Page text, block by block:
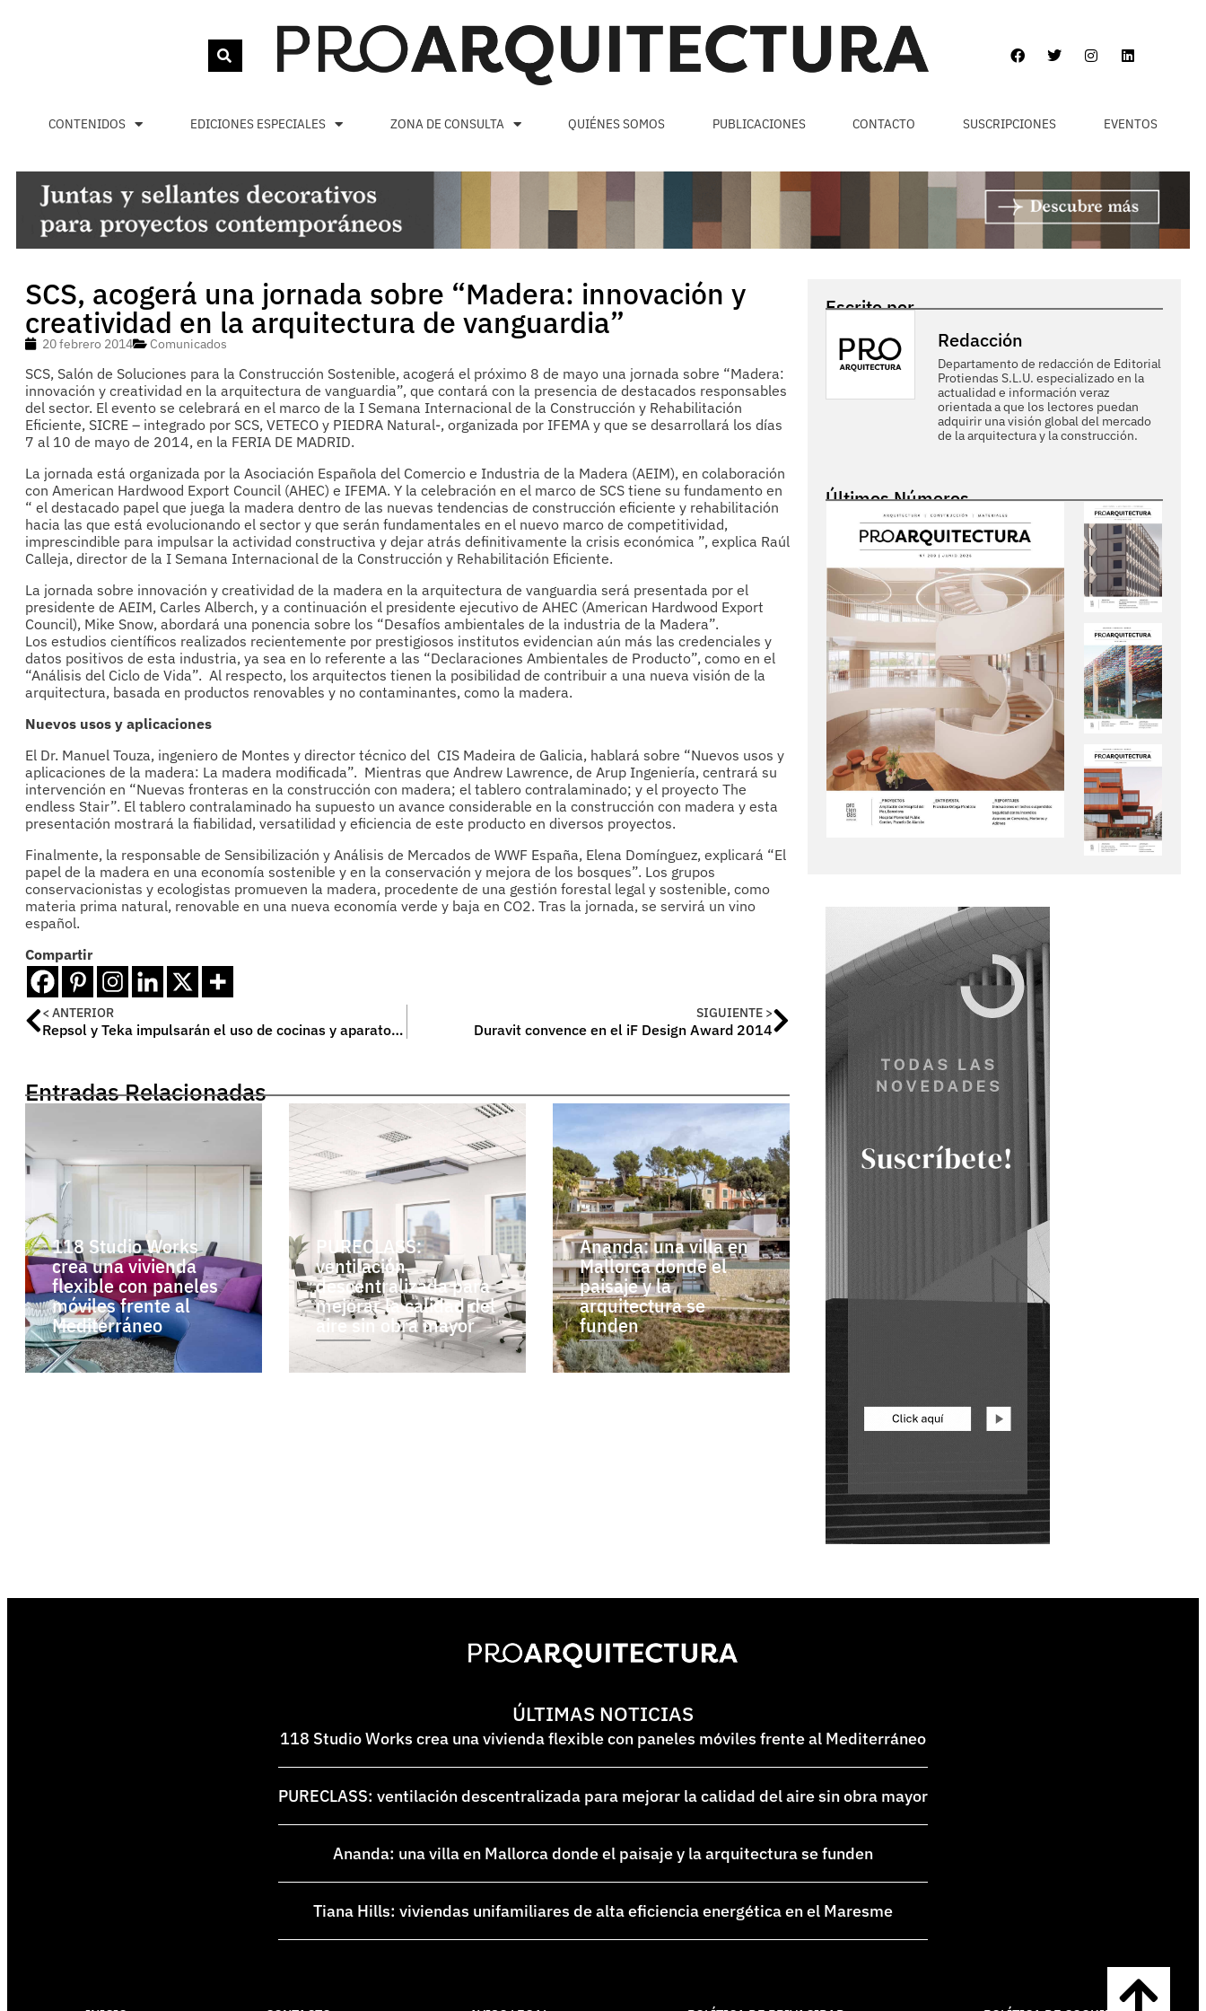
CONTENIDOS EDICIONES ESPECIALES ZONA DE CONSULTA QUIÉNES SOMOS PUBLICACIONES CONTACTO SUSCRIPCIONES EVENTOS
SCS, acogerá una jornada sobre “Madera: innovación y
creatividad en la arquitectura de vanguardia”
20 febrero 2014 Comunicados
SCS, Salón de Soluciones para la Construcción Sostenible, acogerá el próximo 8 de mayo una jornada sobre “Madera:
innovación y creatividad en la arquitectura de vanguardia”, que contará con la presencia de destacados responsables
del sector. El evento se celebrará en el marco de la I Semana Internacional de la Construcción y Rehabilitación
Eficiente, SICRE – integrado por SCS, VETECO y PIEDRA Natural-, organizada por IFEMA y que se desarrollará los días
7 al 10 de mayo de 2014, en la FERIA DE MADRID.
La jornada está organizada por la Asociación Española del Comercio e Industria de la Madera (AEIM), en colaboración
con American Hardwood Export Council (AHEC) e IFEMA. Y la celebración en el marco de SCS tiene su fundamento en
“ el destacado papel que juega la madera dentro de las nuevas tendencias de construcción eficiente y rehabilitación
hacia las que está evolucionando el sector y que serán fundamentales en el nuevo marco de competitividad,
imprescindible para impulsar la actividad constructiva y dejar atrás definitivamente la crisis económica ”, explica Raúl
Calleja, director de la I Semana Internacional de la Construcción y Rehabilitación Eficiente.
La jornada sobre innovación y creatividad de la madera en la arquitectura de vanguardia será presentada por el
presidente de AEIM, Carles Alberch, y a continuación el presidente ejecutivo de AHEC (American Hardwood Export
Council), Mike Snow, abordará una ponencia sobre los “Desafíos ambientales de la industria de la Madera”.
Los estudios científicos realizados recientemente por prestigiosos institutos evidencian aún más las credenciales y
datos positivos de esta industria, ya sea en lo referente a las “Declaraciones Ambientales de Producto”, como en el
“Análisis del Ciclo de Vida”. Al respecto, los arquitectos tienen la posibilidad de contribuir a una nueva visión de la
arquitectura, basada en productos renovables y no contaminantes, como la madera.
Nuevos usos y aplicaciones
El Dr. Manuel Touza, ingeniero de Montes y director técnico del CIS Madeira de Galicia, hablará sobre “Nuevos usos y
aplicaciones de la madera: La madera modificada”. Mientras que Andrew Lawrence, de Arup Ingeniería, centrará su
intervención en “Nuevas fronteras en la construcción con madera; el tablero contralaminado; y el proyecto The
endless Stair”. El tablero contralaminado ha supuesto un avance considerable en la construcción con madera y esta
presentación mostrará la fiabilidad, versatilidad y eficiencia de este producto en diversos proyectos.
Finalmente, la responsable de Sensibilización y Análisis de Mercados de WWF España, Elena Domínguez, explicará “El
papel de la madera en una economía sostenible y en la conservación y mejora de los bosques”. Los grupos
conservacionistas y ecologistas promueven la madera, procedente de una gestión forestal legal y sostenible, como
materia prima natural, renovable en una nueva economía verde y baja en CO2. Tras la jornada, se servirá un vino
español.
Compartir
< ANTERIOR
Repsol y Teka impulsarán el uso de cocinas y aparatos a gas en hogares y empresas
SIGUIENTE >
Duravit convence en el iF Design Award 2014
Entradas Relacionadas
118 Studio Works
crea una vivienda
flexible con paneles
móviles frente al
Mediterráneo
PURECLASS:
ventilación
descentralizada para
mejorar la calidad del
aire sin obra mayor
Ananda: una villa en
Mallorca donde el
paisaje y la
arquitectura se
funden
Escrito por
Redacción
Departamento de redacción de Editorial
Protiendas S.L.U. especializado en la
actualidad e información veraz
orientada a que los lectores puedan
adquirir una visión global del mercado
de la arquitectura y la construcción.
Últimos Números
ÚLTIMAS NOTICIAS
118 Studio Works crea una vivienda flexible con paneles móviles frente al Mediterráneo
PURECLASS: ventilación descentralizada para mejorar la calidad del aire sin obra mayor
Ananda: una villa en Mallorca donde el paisaje y la arquitectura se funden
Tiana Hills: viviendas unifamiliares de alta eficiencia energética en el Maresme